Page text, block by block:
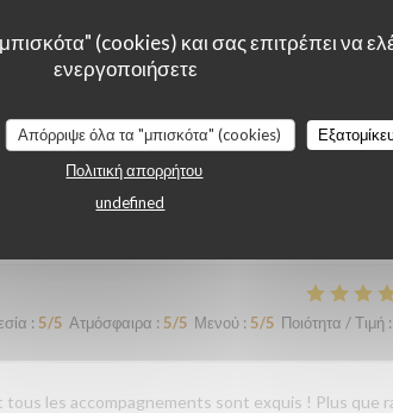
(cookies) και σας επιτρέπει να
ενεργοποιήσετε
Απόρριψε όλα τα "μπισκότα" (cookies)
Πολιτική απορρήτου
undefined
viande BBB super délicieux Nous y retournerons
:4/5 Ατμόσφαιρα:4/5 Μενού:4/5 Ποιότητα / Τιμή
: 5/5 Ατμόσφαιρα : 5/5 Μενού: 5/5 Ποιότητα / Τιμή :
les accompagnements sont exquis ! Plus que